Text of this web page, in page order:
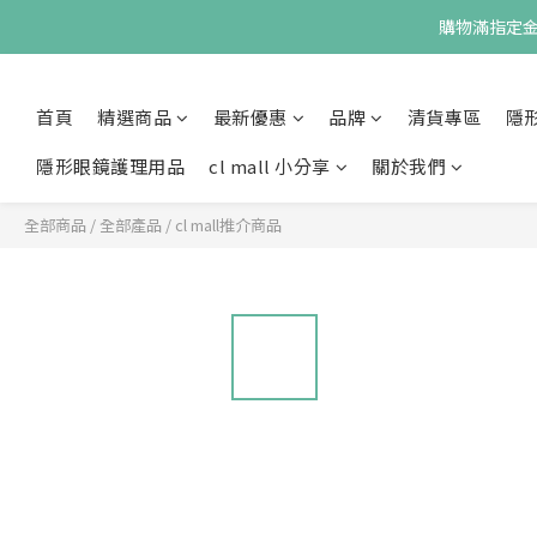
購物滿指定
首頁 精選商品 最新優惠 品牌 清貨專區
隱
隱形眼鏡護理用品
cl mall 小分享 關於我們
全部商品 / 全部產品 / cl mall推介商品